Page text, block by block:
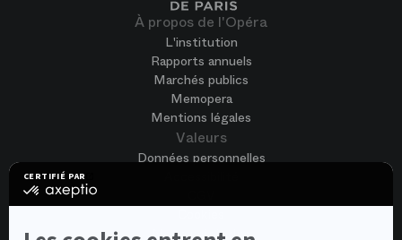
CERTIFIÉ PAR
certifié
À propos de l'Opéra
L'institution
Rapports annuels
Marchés publics
Memopera
Mentions légales
Valeurs
Données personnelles
Nous rejoindre